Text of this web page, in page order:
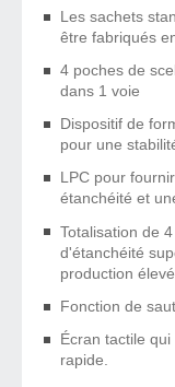
Les sachets
être fabriqués
4 poches de
dans 1 voie
Dispositif de
pour une
LPC pour
étanchéité et
Totalisation de
d'étanchéité
production
Fonction de
Écran tactile
rapide.